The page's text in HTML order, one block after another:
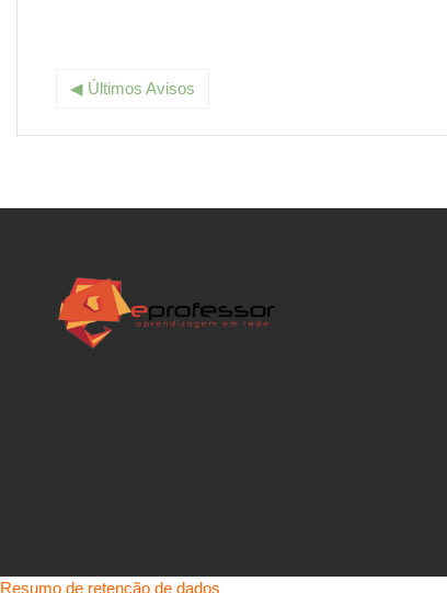
◀︎ Últimos Avisos
Resumo de retenção de dados